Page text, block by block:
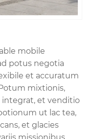
mobile
potus negotia
et accuratum
mixtionis,
integrat, et venditio
ut lac tea,
et glacies
missionibus